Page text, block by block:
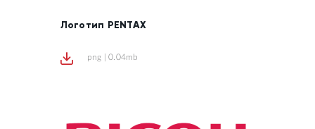
Логотип PENTAX
png | 0.04mb